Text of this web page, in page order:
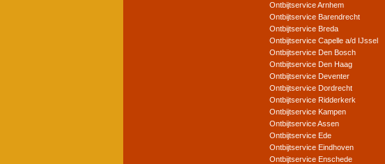
Ontbijtservice Arnhem
Ontbijtservice Barendrecht
Ontbijtservice Breda
Ontbijtservice Capelle a/d IJssel
Ontbijtservice Den Bosch
Ontbijtservice Den Haag
Ontbijtservice Deventer
Ontbijtservice Dordrecht
Ontbijtservice Ridderkerk
Ontbijtservice Kampen
Ontbijtservice Assen
Ontbijtservice Ede
Ontbijtservice Eindhoven
Ontbijtservice Enschede